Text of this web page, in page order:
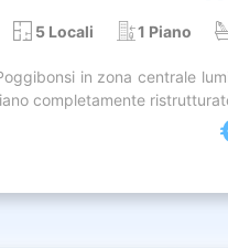
5 Locali 1 Piano
in zona centrale
completamente